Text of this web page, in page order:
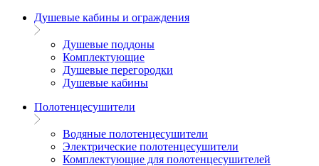
Душевые кабины и ограждения
Душевые поддоны
Комплектующие
Душевые перегородки
Душевые кабины
Полотенцесушители
Водяные полотенцесушители
Электрические полотенцесушители
Комплектующие для полотенцесушителей